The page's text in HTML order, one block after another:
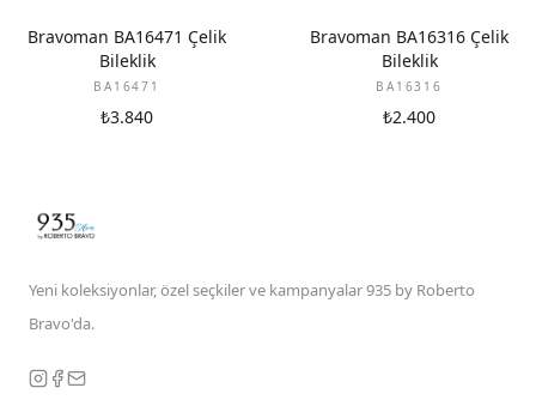
Bravoman BA16471 Çelik
Bileklik
BA16471
₺3.840
Bravoman BA16316 Çelik
Bileklik
BA16316
₺2.400
Yeni koleksiyonlar, özel seçkiler ve kampanyalar 935 by Roberto
Bravo'da.